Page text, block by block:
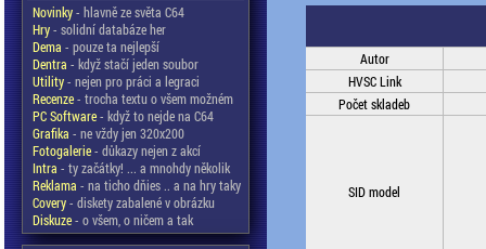
Novinky- hlavně ze světa C64
Hry- solidní databáze her
Dema - pouze ta nejlepší
Dentra - když stačí jeden soubor
Utility- nejen pro práci a legraci
Recenze- trocha textu o všem možném
PC Software- když to nejde na C64
Grafika - ne vždy jen 320x200
Fotogalerie- důkazy nejen z akcí
Intra - ty začátky! ... a mnohdy několik
Reklama - na ticho dňies .. a na hry taky
Covery- diskety zabalené v obrázku
Diskuze- o všem, o ničem a tak
Autor
HVSC Link
Počet skladeb
SID model